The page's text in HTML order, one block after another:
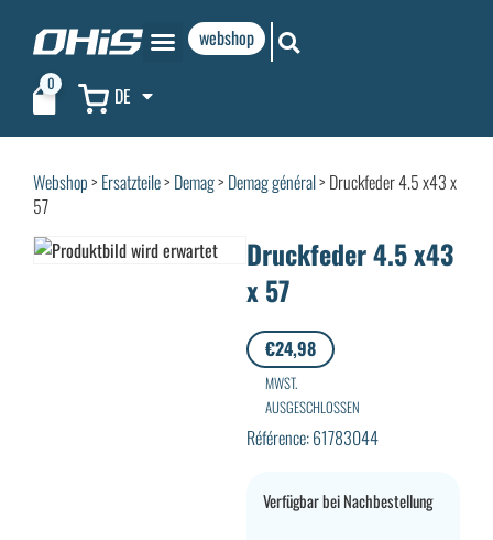
webshop
0 DE
Webshop> Ersatzteile> Demag> Demag général> Druckfeder 4.5 x43 x
57
Druckfeder 4.5 x43
x 57
€24,98
MWST.
AUSGESCHLOSSEN
Référence: 61783044
Verfügbar bei Nachbestellung